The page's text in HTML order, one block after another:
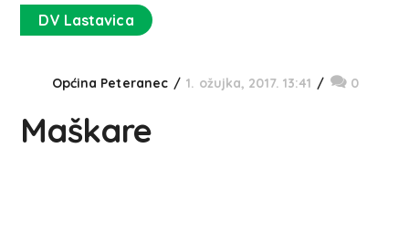
DV Lastavica
Općina Peteranec 1. ožujka, 2017. 13:41 0
Maškare